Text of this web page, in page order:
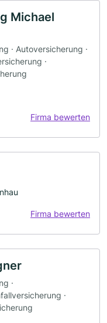
Michael
· Autoversicherung ·
·
Firma bewerten
Firma bewerten
·
·